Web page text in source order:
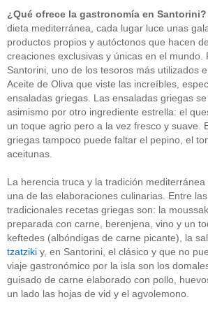
¿Qué ofrece la gastronomía en Santorini?
dieta mediterránea, cada lugar luce unas
productos propios y autóctonos que hacen
creaciones exclusivas y únicas en el mundo.
Santorini, uno de los tesoros más utilizados
Aceite de Oliva que viste las increíbles,
ensaladas griegas. Las ensaladas griegas
asimismo por otro ingrediente estrella: el
un toque agrio pero a la vez fresco y suave.
griegas tampoco puede faltar el pepino, el
aceitunas.
La herencia truca y la tradición
una de las elaboraciones culinarias. Entre
tradicionales recetas griegas son: la
preparada con carne, berenjena, vino y un
keftedes (albóndigas de carne picante), la
tzatziki y, en Santorini, el clásico y que no
viaje gastronómico por la isla son los
guisado de carne elaborado con pollo,
un lado las hojas de vid y el agvolemono.